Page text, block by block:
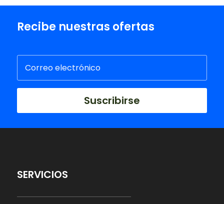
Recibe nuestras ofertas
Suscribirse
SERVICIOS